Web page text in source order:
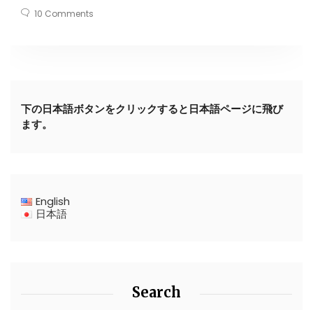
10 Comments
下の日本語ボタンをクリックすると日本語ページに飛び
ます。
English
日本語
Search